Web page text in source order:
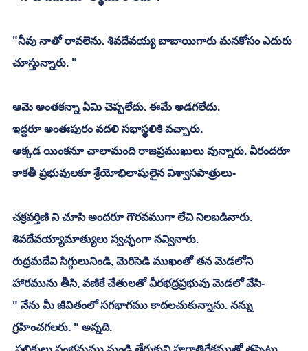
"నీవు నాతో రావలెను. శివదేవయ్య బాబాయిగారు మనకోసం ఎదురు
చూస్తున్నారు. "
ఆమె అంతకన్నా ఏమి చెప్పలేదు. ఈమే అడగలేదు.
ఇద్దరూ అంతఃపురం వదలి సభాస్థలికి వచ్చారు.
అక్కడ యింకనూ చాలామంది రాజప్రముఖులు వున్నారు. వీరందరూ
కాకతీ ప్రభువులకూ శ్రేయోభిలాషులైన విశ్వాసపాత్రులు-
చక్రవర్తిణి ని చూసి అందరూ గౌరవముగా లేచి నిలబడినారు.
శివదేవయ్యామాత్యులు స్వచ్ఛంగా నవ్వినారు.
రుద్రమదేవి సిగ్గులునిండి, మెరిసెడి ముఖంతో తన మెడలోని
హారమును తీసి, వణికే చేతులతో వీరభద్రప్రభువు మెడలో వేసి-
" నేను మీ జీవితంలో సగభాగము కాదలచుకున్నాను. నన్ను
గ్రహించగలరు. " అన్నది.